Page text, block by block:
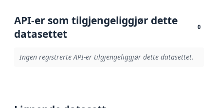
API-er som tilgjengeliggjør dette
datasettet
0
Ingen registrerte API-er tilgjengeliggjør dette datasettet.